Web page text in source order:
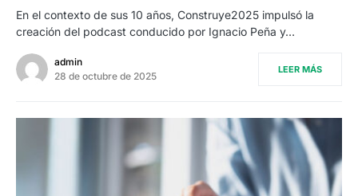
En el contexto de sus 10 años, Construye2025 impulsó la
creación del podcast conducido por Ignacio Peña y…
admin
28 de octubre de 2025
LEER MÁS